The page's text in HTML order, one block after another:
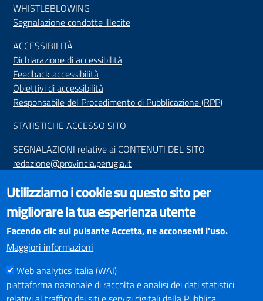
WHISTLEBLOWING
Segnalazione condotte illecite
ACCESSIBILITÀ
Dichiarazione di accessibilità
Feedback accessibilità
Obiettivi di accessibilità
Responsabile del Procedimento di Pubblicazione (RPP)
STATISTICHE ACCESSO SITO
SEGNALAZIONI relative ai CONTENUTI DEL SITO
redazione@provincia.perugia.it
VISUALIZZAZIONE CONTENUTI
Il sito internet della Provincia di Perugia è ottimizzato per
essere visualizzato dai principali browser aggiornati. L'uso di
browser non aggiornati può creare problemi di visualizzazione
dei contenuti.
PAGAMENTI
Utilizziamo i cookie su questo sito per
migliorare la tua esperienza utente
Facendo clic sul pulsante Accetta, ne acconsenti l'uso.
Maggiori informazioni
Web analytics Italia (WAI)
piattaforma nazionale di raccolta e analisi dei dati statistici